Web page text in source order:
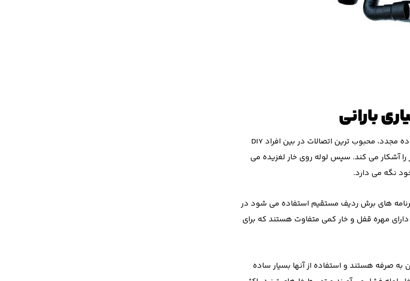
بارانی
اتصالات آبیاری به دلیل دوام بودن، استفاده آسان، قابل جابجایی و استفاده مجدد، محبوب ‌ترین اتصالات در بین افراد DIY
آشکار می کند. سپس لوله روی خار لغزیده می
نگه می دارد.
برنامه های برش ردیف مستقیم استفاده می شود در
دارای مهره قفل و خار کمی متفاوت هستند که برای
به صرفه هستند و استفاده از آنها بسیار ساده